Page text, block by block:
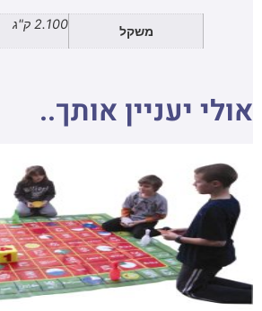
משקל 2.100 ק"ג
אולי יעניין אותך..